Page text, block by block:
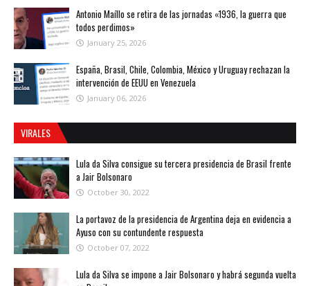
Antonio Maíllo se retira de las jornadas «1936, la guerra que
todos perdimos»
January 25, 2026
España, Brasil, Chile, Colombia, México y Uruguay rechazan la
intervención de EEUU en Venezuela
January 06, 2026
VIRALES
Lula da Silva consigue su tercera presidencia de Brasil frente
a Jair Bolsonaro
October 30, 2022
La portavoz de la presidencia de Argentina deja en evidencia a
Ayuso con su contundente respuesta
October 07, 2022
Lula da Silva se impone a Jair Bolsonaro y habrá segunda vuelta